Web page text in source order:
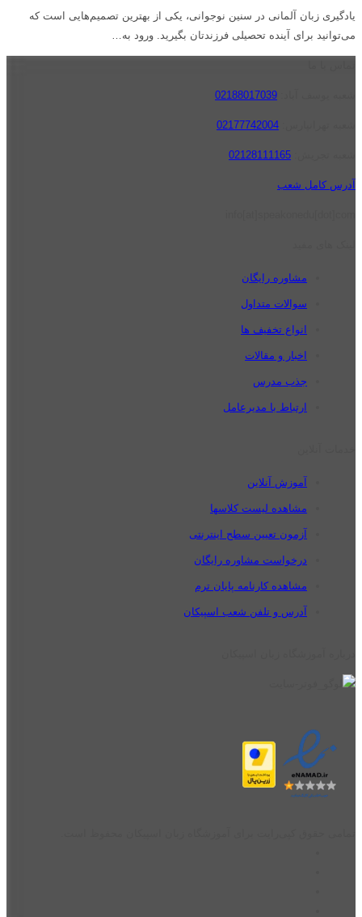
یادگیری زبان آلمانی در سنین نوجوانی، یکی از بهترین تصمیم‌هایی است که
می‌توانید برای آینده تحصیلی فرزندتان بگیرید. ورود به…
02188017039
02177742004
02128111165
آدرس کامل شعب
مشاوره رایگان
سوالات متداول
انواع تخفیف ها
اخبار و مقالات
جذب مدرس
ارتباط با مدیرعامل
آموزش آنلاین
مشاهده لیست کلاسها
آزمون تعیین سطح اینترنتی
درخواست مشاوره رایگان
مشاهده کارنامه پایان ترم
آدرس و تلفن شعب اسپیکان